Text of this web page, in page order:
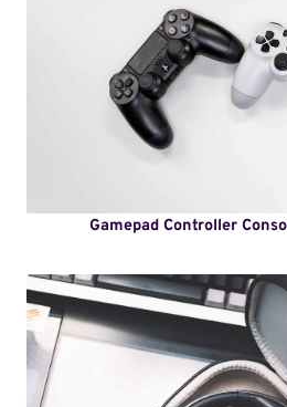
Gamepad Controller